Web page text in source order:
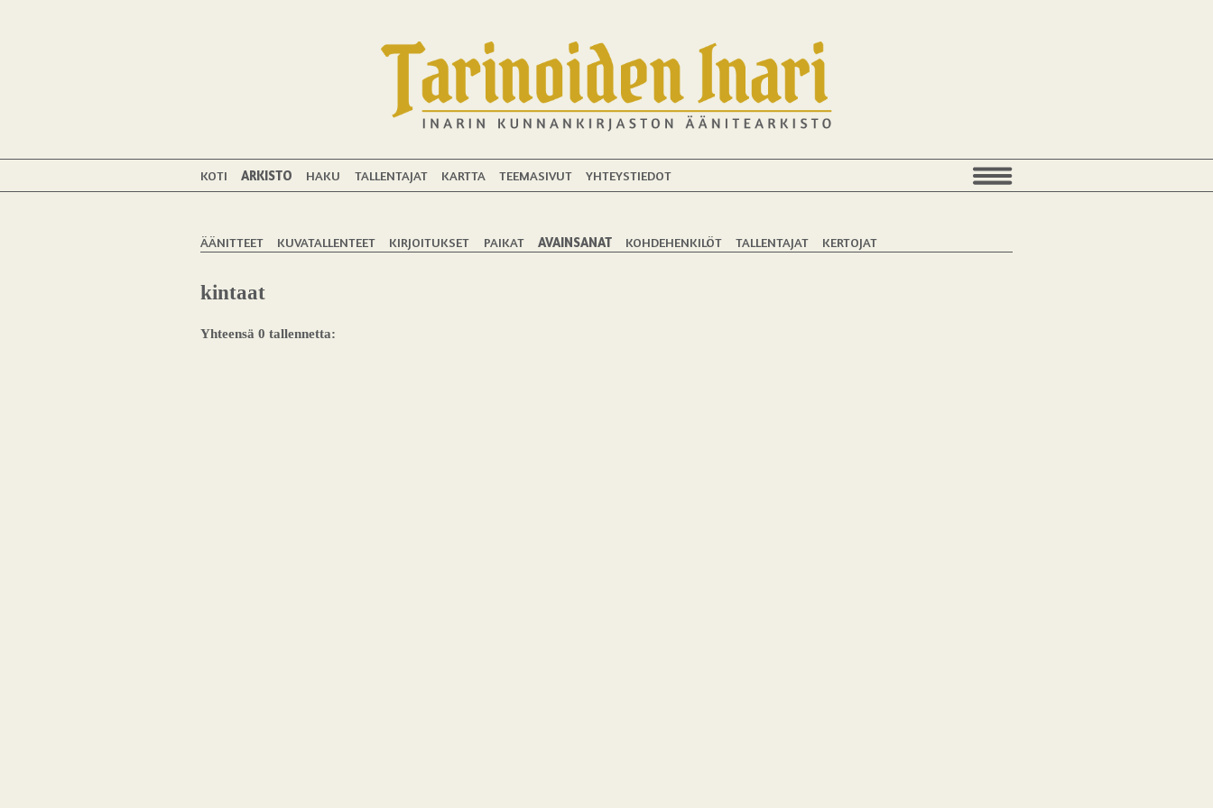
KOTI ARKISTO HAKU TALLENTAJAT KARTTA TEEMASIVUT YHTEYSTIEDOT
ÄÄNITTEET KUVATALLENTEET KIRJOITUKSET PAIKAT AVAINSANAT KOHDEHENKILÖT TALLENTAJAT KERTOJAT
kintaat
Yhteensä 0 tallennetta: